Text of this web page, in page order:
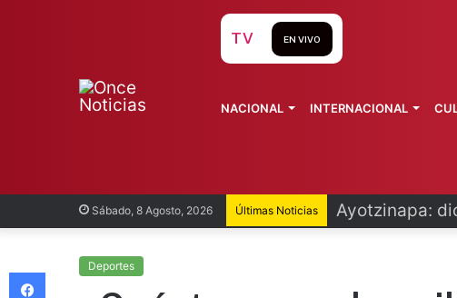
Sábado, 8 Agosto, 2026 Últimas Noticias Infantino se
TV EN VIVO
NACIONAL INTERNACIONAL
Deportes
Facebook